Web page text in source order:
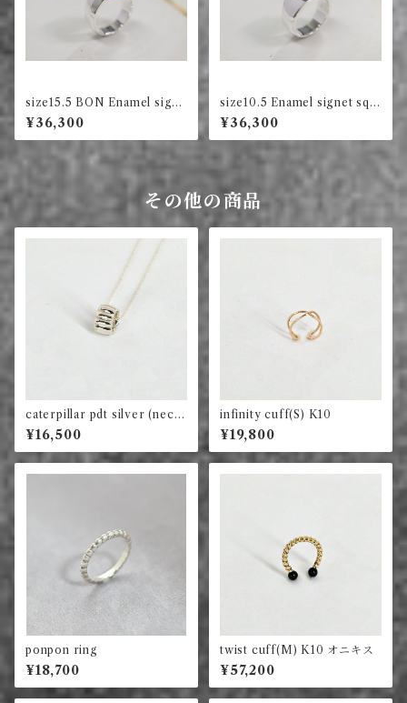
size15.5 BON Enamel signe
t ring long square (blue)
¥36,300
size10.5 Enamel signet squ
are ring (violet)
¥36,300
その他の商品
caterpillar pdt silver (neckl
ace付)
¥16,500
infinity cuff(S) K10
¥19,800
ponpon ring
¥18,700
twist cuff(M) K10 オニキス
¥57,200